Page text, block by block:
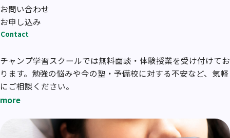
お問い合わせ
お申し込み
Contact
チャンプ学習スクールでは無料面談・体験授業を受け付けてお
ります。勉強の悩みや今の塾・予備校に対する不安など、気軽
にご相談ください。
more